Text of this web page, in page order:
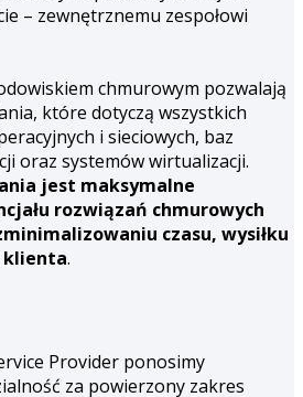
– zewnętrznemu zespołowi
chmurowym pozwalają
które dotyczą wszystkich
i sieciowych, baz
oraz systemów wirtualizacji.
jest maksymalne
rozwiązań chmurowych
czasu, wysiłku
klienta.
Provider ponosimy
za powierzony zakres